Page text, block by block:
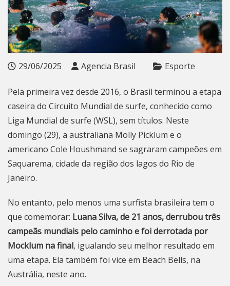
29/06/2025 Agencia Brasil Esporte
Pela primeira vez desde 2016, o Brasil terminou a etapa
caseira do Circuito Mundial de surfe, conhecido como
Liga Mundial de surfe (WSL), sem títulos. Neste
domingo (29), a australiana Molly Picklum e o
americano Cole Houshmand se sagraram campeões em
Saquarema, cidade da região dos lagos do Rio de
Janeiro.
No entanto, pelo menos uma surfista brasileira tem o
que comemorar: Luana Silva, de 21 anos, derrubou três
campeãs mundiais pelo caminho e foi derrotada por
Mocklum na final, igualando seu melhor resultado em
uma etapa. Ela também foi vice em Beach Bells, na
Austrália, neste ano.